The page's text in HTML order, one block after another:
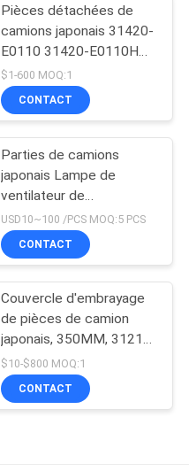
Pièces détachées de
camions japonais 31420-
E0110 31420-E0110HP
Bouteille principale
d'embrayage pour HINO
500 J08E
$1-600 MOQ:1
CONTACT
Parties de camions
japonais Lampe de
ventilateur de
refroidissement du
moteur Pour HINO 500
RANGER J08E EURO 4
USD10~100 /PCS MOQ:5 PCS
CONTACT
Couvercle d'embrayage
de pièces de camion
japonais, 350MM, 31210
– 2621 HNC540, pour
camion HINO 500
RANGER J08C J08CT,
$10-$800 MOQ:1
CONTACT